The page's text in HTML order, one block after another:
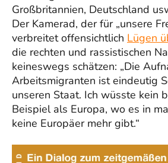
Großbritannien, Deutschland
Der Kamerad, der für „unsere
verbreitet offensichtlich Lügen
die rechten und rassistischen
keineswegs schätzen: „Die
Arbeitsmigranten ist eindeutig
unseren Staat. Ich wüsste kein
Beispiel als Europa, wo es in
keine Europäer mehr gibt.“